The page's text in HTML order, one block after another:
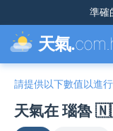
準確
天氣.
請提供以下數值以進
天氣在 瑙魯